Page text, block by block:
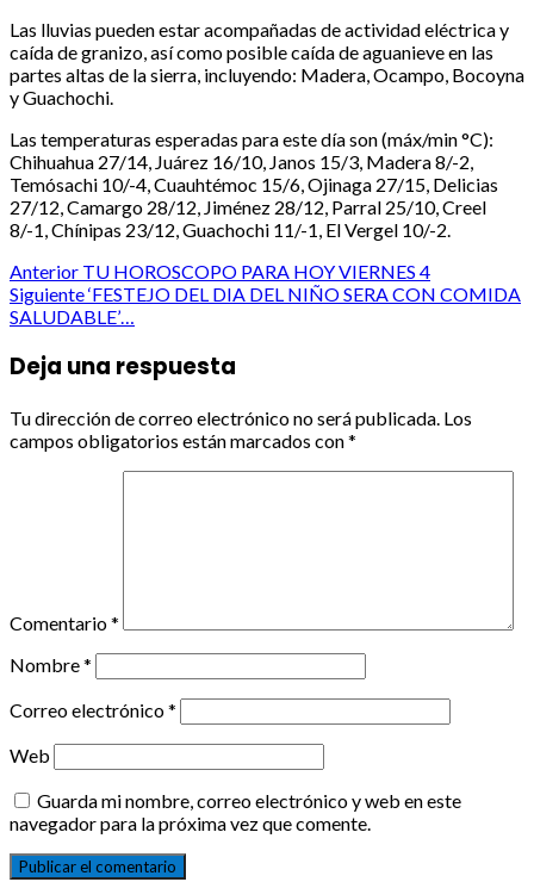
Las lluvias pueden estar acompañadas de actividad eléctrica y
caída de granizo, así como posible caída de aguanieve en las
partes altas de la sierra, incluyendo: Madera, Ocampo, Bocoyna
y Guachochi.
Las temperaturas esperadas para este día son (máx/min °C):
Chihuahua 27/14, Juárez 16/10, Janos 15/3, Madera 8/-2,
Temósachi 10/-4, Cuauhtémoc 15/6, Ojinaga 27/15, Delicias
27/12, Camargo 28/12, Jiménez 28/12, Parral 25/10, Creel
8/-1, Chínipas 23/12, Guachochi 11/-1, El Vergel 10/-2.
Post
navigation
Anterior TU HOROSCOPO PARA HOY VIERNES 4
Siguiente‘FESTEJO DEL DIA DEL NIÑO SERA CON COMIDA
SALUDABLE’…
Deja una respuesta
Tu dirección de correo electrónico no será publicada. Los
campos obligatorios están marcados con*
Comentario*
Nombre*
Correo electrónico*
Web
Guarda mi nombre, correo electrónico y web en este
navegador para la próxima vez que comente.